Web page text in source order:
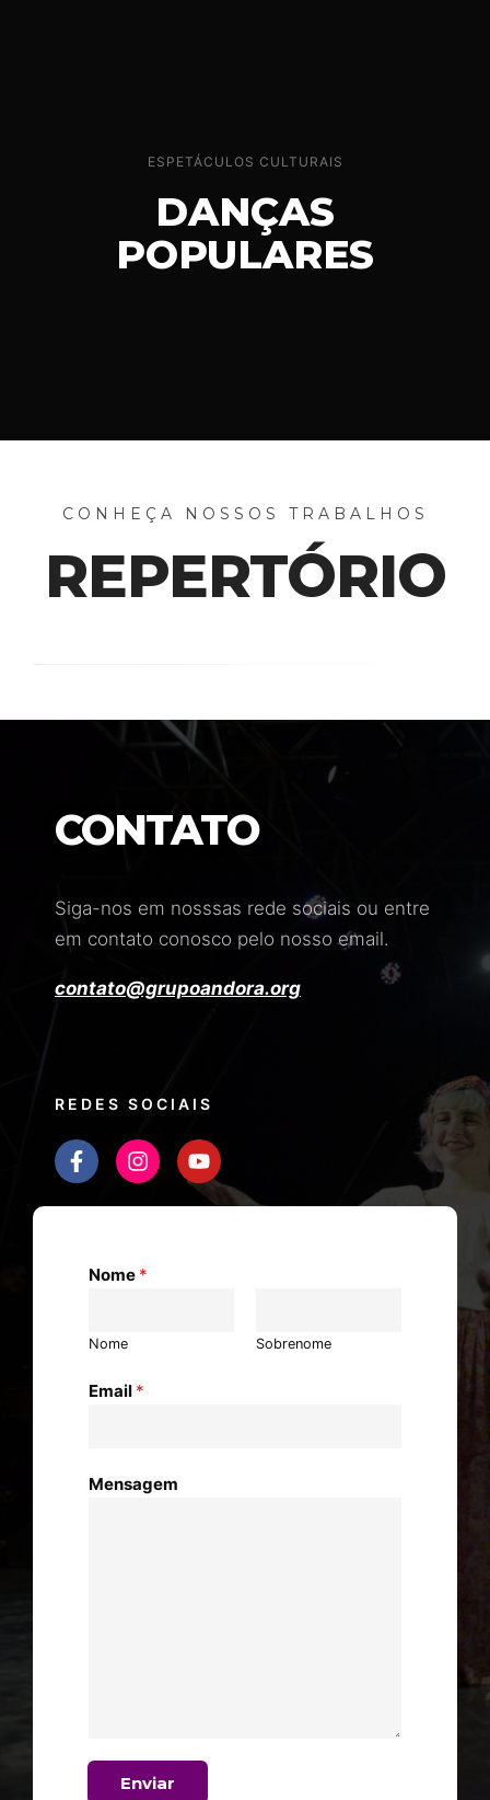
ESPETÁCULOS CULTURAIS
DANÇAS
POPULARES
CONHEÇA NOSSOS TRABALHOS
REPERTÓRIO
CONTATO
Siga-nos em nosssas rede sociais ou entre
em contato conosco pelo nosso email.
contato@grupoandora.org
REDES SOCIAIS
Nome *
Nome Sobrenome
Email *
Mensagem
Enviar